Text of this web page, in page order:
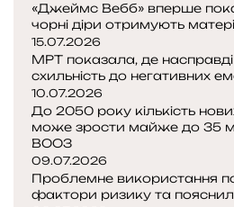
р
і
с
к
а
є
т
ь
с
я
е
з
а
ф
і
к
с
у
в
а
в
,
і
к
о
л
и
ц
е
з
н
«Джеймс Вебб» вперше
чорні діри отримують
15.07.2026
МРТ показала, де
схильність до негативних
10.07.2026
До 2050 року кількість
може зрости майже до 35
ВООЗ
09.07.2026
Проблемне використання
фактори ризику та